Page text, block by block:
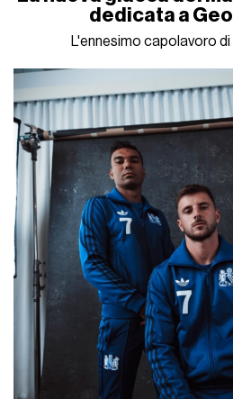
dedicata a
L'ennesimo capolavoro